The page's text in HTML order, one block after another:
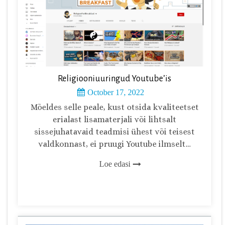
Religiooniuuringud Youtube’is
October 17, 2022
Mõeldes selle peale, kust otsida kvaliteetset
erialast lisamaterjali või lihtsalt
sissejuhatavaid teadmisi ühest või teisest
valdkonnast, ei pruugi Youtube ilmselt…
Loe edasi